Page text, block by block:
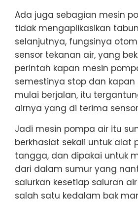
Ada juga sebagian mesin
tidak mengaplikasikan
selanjutnya, fungsinya
sensor tekanan air, yang
perintah kapan mesin
semestinya stop dan
mulai berjalan, itu
airnya yang di terima
Jadi mesin pompa air itu
berkhasiat sekali untuk alat
tangga, dan dipakai untuk
dari dalam sumur yang
salurkan kesetiap saluran
salah satu kedalam bak